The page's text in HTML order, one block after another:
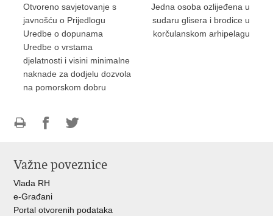
Otvoreno savjetovanje s
javnošću o Prijedlogu
Uredbe o dopunama
Uredbe o vrstama
djelatnosti i visini minimalne
naknade za dodjelu dozvola
na pomorskom dobru
Jedna osoba ozlijeđena u
sudaru glisera i brodice u
korčulanskom arhipelagu
Facebooku
Twitteru
Važne poveznice
Vlada RH
e-Građani
Portal otvorenih podataka